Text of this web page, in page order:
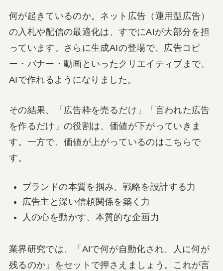
何が起きているのか。ネット広告（運用型広告）
の入札や配信の最適化は、すでにAIが大部分を担
っています。さらに生成AIの登場で、広告コピ
ー・バナー・動画といったクリエイティブまで、
AIで作れるようになりました。
その結果、「広告枠を売るだけ」「言われた広告
を作るだけ」の役割は、価値が下がっていきま
す。一方で、価値が上がっているのはこちらで
す。
ブランドの本質を掴み、戦略を設計する力
広告主と深い信頼関係を築く力
人の心を動かす、本質的な企画力
業界研究では、「AIで何が自動化され、人に何が
残るのか」をセットで押さえましょう。これが言